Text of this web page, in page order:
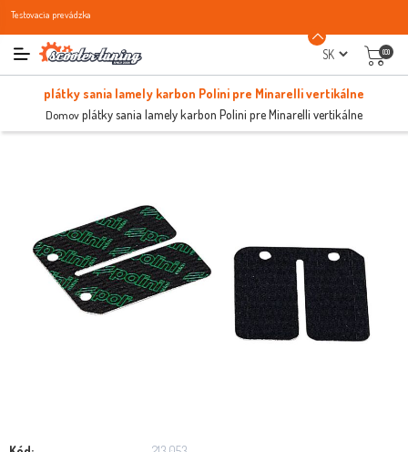
Testovacia prevádzka
(0)
plátky sania lamely karbon Polini pre Minarelli vertikálne
Domovplátky sania lamely karbon Polini pre Minarelli vertikálne